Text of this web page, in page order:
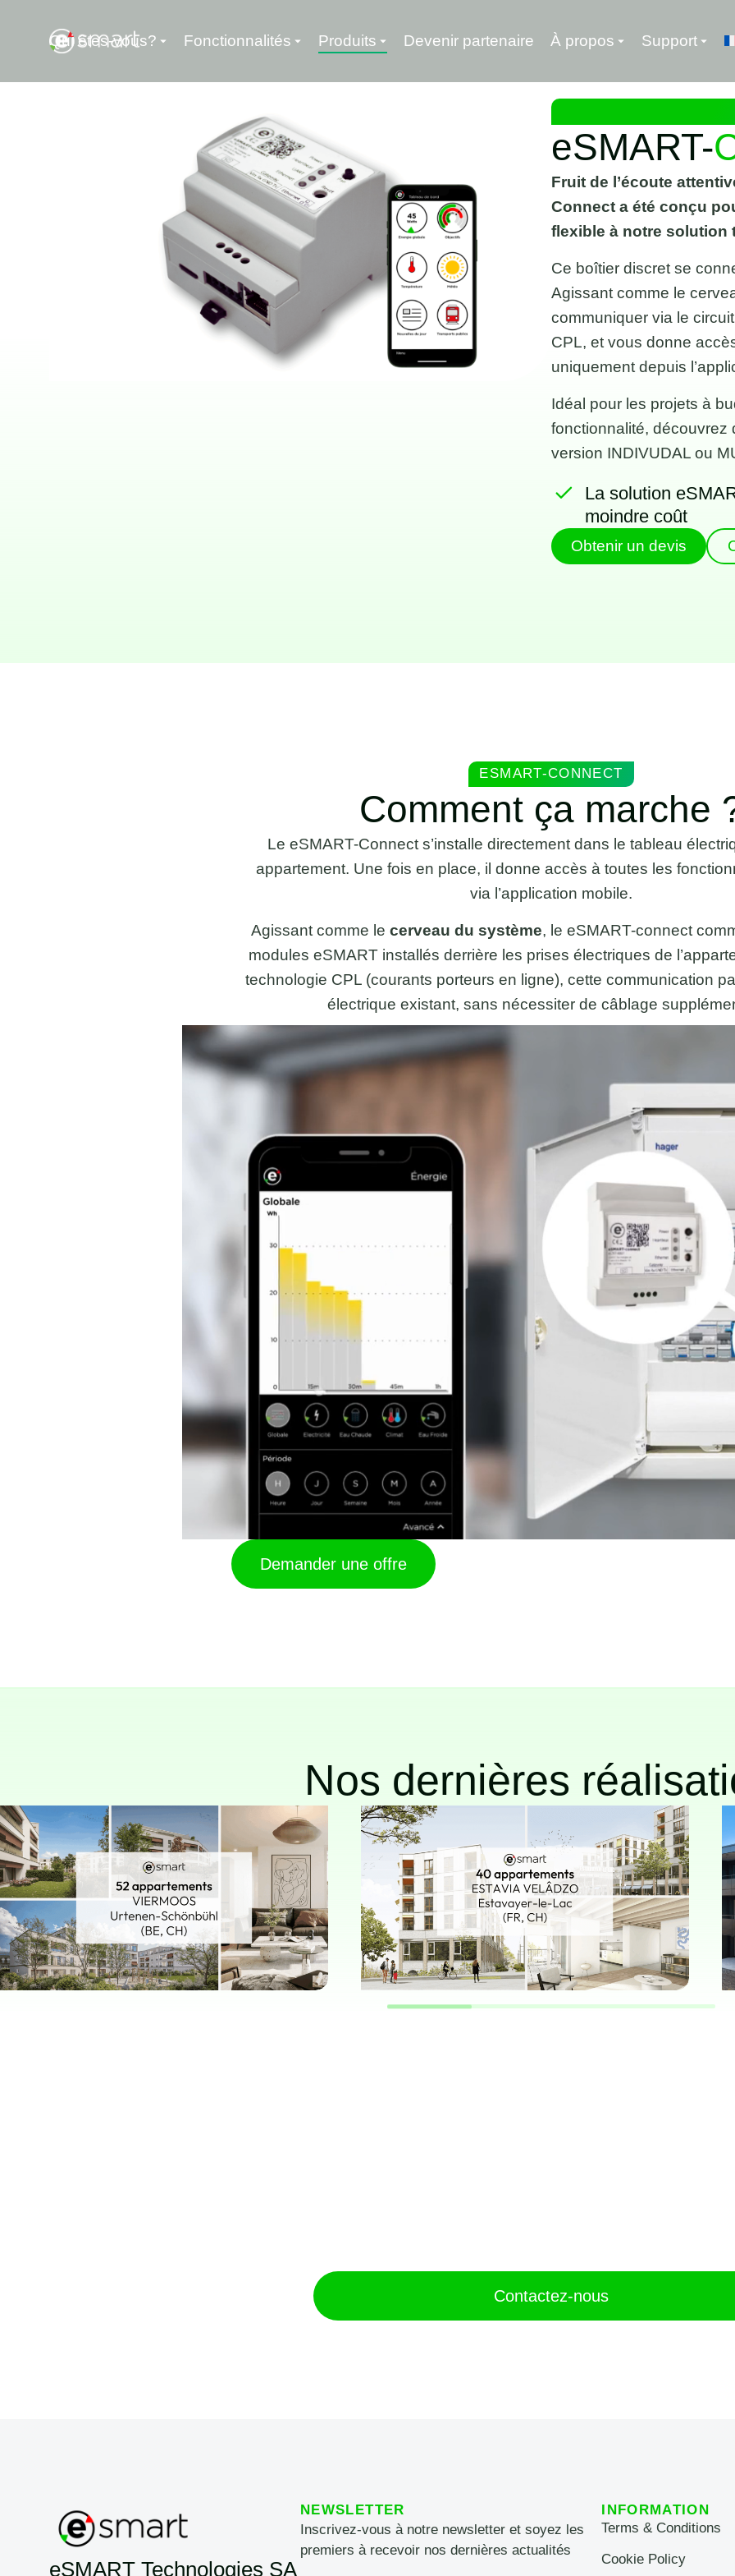
Qui êtes-vous? Fonctionnalités Produits Devenir partenaire À propos Support
eSMART-
Fruit de l’écoute
Connect a été conçu
flexible à notre solution
Ce boîtier discret se
Agissant comme le
communiquer via le
CPL, et vous donne
uniquement depuis
Idéal pour les projets à
fonctionnalité, découvrez
version INDIVUDAL ou
La solution
moindre coût
Obtenir un devis
ESMART-CONNECT
Comment ça marche
Le eSMART-Connect s’installe directement dans le tableau
appartement. Une fois en place, il donne accès à toutes les
via l’application mobile.
Agissant comme le cerveau du système, le eSMART-connect
modules eSMART installés derrière les prises électriques de
technologie CPL (courants porteurs en ligne), cette communication
électrique existant, sans nécessiter de câblage
Demander une offre
Nos dernières
Contactez-nous
eSMART Technologies SA
NEWSLETTER
Inscrivez-vous à notre newsletter et soyez les
premiers à recevoir nos dernières actualités
INFORMATION
Terms & Conditions
Cookie Policy